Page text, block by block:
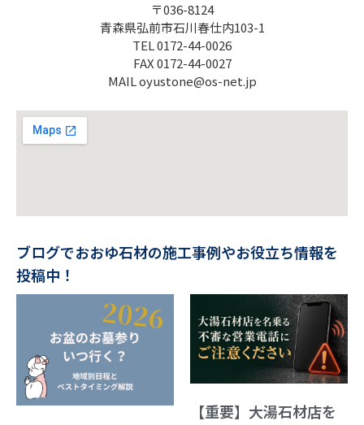
〒036-8124
青森県弘前市石川春仕内103-1
TEL 0172-44-0026
FAX 0172-44-0027
MAIL oyustone@os-net.jp
ブログでおおゆ石材の施工事例やお役立ち情報を
投稿中！
【重要】大湯石材店を